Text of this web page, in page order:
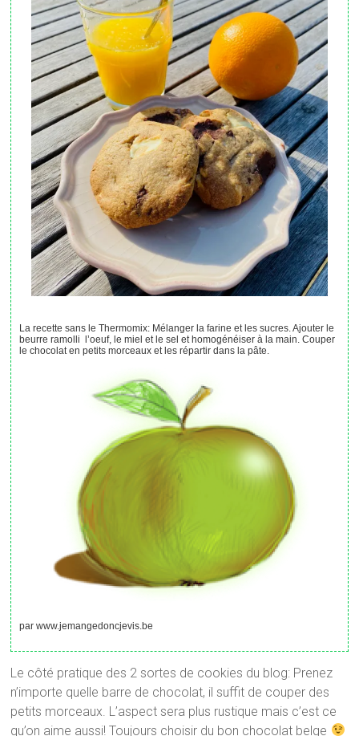
La recette sans le Thermomix: Mélanger la farine et les sucres. Ajouter le
beurre ramolli l’oeuf, le miel et le sel et homogénéiser à la main. Couper
le chocolat en petits morceaux et les répartir dans la pâte.
par www.jemangedoncjevis.be
Le côté pratique des 2 sortes de cookies du blog: Prenez
n’importe quelle barre de chocolat, il suffit de couper des
petits morceaux. L’aspect sera plus rustique mais c’est ce
qu’on aime aussi! Toujours choisir du bon chocolat belge